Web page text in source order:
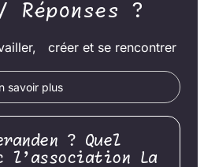
Réponses ?
créer et se rencontrer
savoir plus
? Quel
l’association La